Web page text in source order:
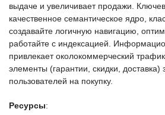
выдаче и увеличивает продажи.
качественное семантическое ядро,
создавайте логичную навигацию,
работайте с индексацией.
привлекает околокоммерческий
элементы (гарантии, скидки, доставка)
пользователей на покупку.
Ресурсы: